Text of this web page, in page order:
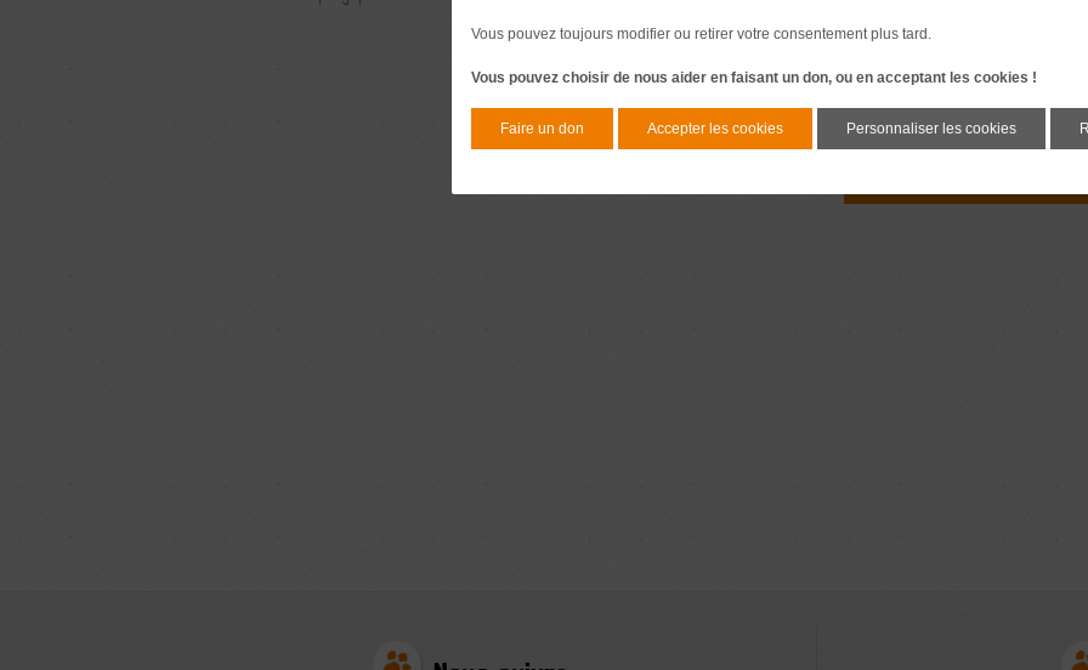
repère
Petit
peut-
Comment se passe une
Document à signer 7
Vous pouvez toujours modifier ou retirer votre consentement plus tard.
Vous pouvez choisir de nous aider en faisant un don, ou en acceptant les cookies !
Faire un don Accepter les cookies Personnaliser les cookies